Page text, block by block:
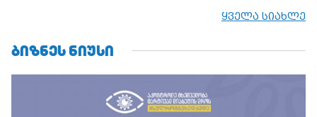
ყველა სიახლე
ᲑᲘᲖᲜᲔᲡ ᲜᲘᲣᲡᲘ